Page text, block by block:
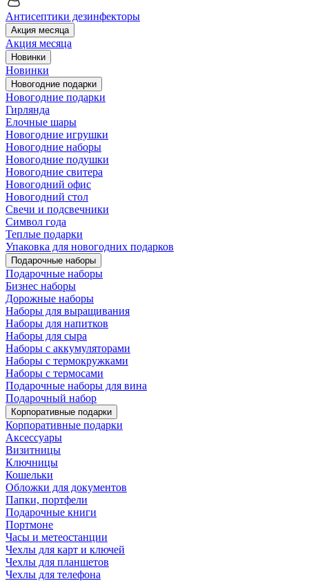
Антисептики дезинфекторы
Акция месяца
Акция месяца
Новинки
Новинки
Новогодние подарки
Новогодние подарки
Гирлянда
Елочные шары
Новогодние игрушки
Новогодние наборы
Новогодние подушки
Новогодние свитера
Новогодний офис
Новогодний стол
Свечи и подсвечники
Символ года
Теплые подарки
Упаковка для новогодних подарков
Подарочные наборы
Подарочные наборы
Бизнес наборы
Дорожные наборы
Наборы для выращивания
Наборы для напитков
Наборы для сыра
Наборы с аккумуляторами
Наборы с термокружками
Наборы с термосами
Подарочные наборы для вина
Подарочный набор
Корпоративные подарки
Корпоративные подарки
Аксессуары
Визитницы
Ключницы
Кошельки
Обложки для документов
Папки, портфели
Подарочные книги
Портмоне
Часы и метеостанции
Чехлы для карт и ключей
Чехлы для планшетов
Чехлы для телефона